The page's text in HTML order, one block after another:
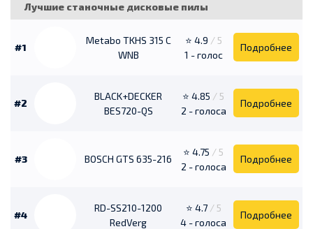
Лучшие станочные дисковые пилы
#1
Metabo TKHS 315 C
WNB
⭐ 4.9 / 5
1 - голос
Подробнее
#2
BLACK+DECKER
BES720-QS
⭐ 4.85 / 5
2 - голоса
Подробнее
#3 BOSCH GTS 635-216
⭐ 4.75 / 5
2 - голоса
Подробнее
#4
RD-SS210-1200
RedVerg
⭐ 4.7/ 5
4 - голоса
Подробнее